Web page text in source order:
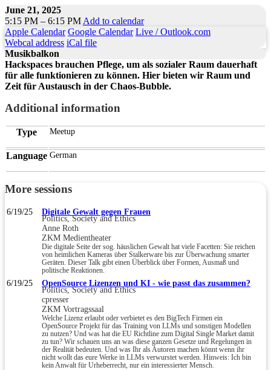
June 21, 2025
5:15 PM – 6:15 PM Add to calendar
Apple Calendar Google Calendar Live / Outlook.com
Webcal address iCal file
Musikbalkon
Hackspaces brauchen Pflege, um als sozialer Raum dauerhaft
für alle funktionieren zu können. Hier bieten wir Raum und
Zeit für Austausch in der Chaos-Bubble.
Additional information
Type Meetup
Language German
More sessions
6/19/25 Digitale Gewalt gegen Frauen
Politics, Society and Ethics
Anne Roth
ZKM Medientheater
Die digitale Seite der sog. häuslichen Gewalt hat viele Facetten: Sie reichen
von heimlichen Kameras über Stalkerware bis zur Überwachung smarter
Geräten. Dieser Talk gibt einen Überblick über Formen, Ausmaß und
politische Reaktionen.
6/19/25 OpenSource Lizenzen und KI - wie passt das zusammen?
Politics, Society and Ethics
cpresser
ZKM Vortragssaal
Welche Lizenz erlaubt oder verbietet es den BigTech Firmen ein
OpenSource Projekt für das Training von LLMs und sonstigen Modellen
zu nutzen? Und was hat die EU Richtline zum Digital Single Market damit
zu tun? Wir schauen uns an was diese ganzen Gesetze und Regelungen in
der Realität bedeuten. Und was Ihr als Autoren machen könnt wenn ihr
nicht wollt das eure Werke in LLMs verwurstet werden. Hinweis: Ich bin
kein Anwalt für Urheberrecht, nur ein interessierter Mensch.